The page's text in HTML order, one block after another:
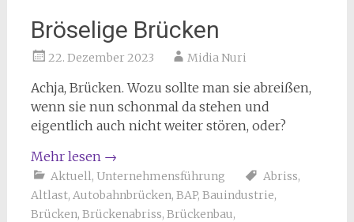
Bröselige Brücken
22. Dezember 2023 Midia Nuri
Achja, Brücken. Wozu sollte man sie abreißen,
wenn sie nun schonmal da stehen und
eigentlich auch nicht weiter stören, oder?
Mehr lesen →
Aktuell, Unternehmensführung Abriss,
Altlast, Autobahnbrücken, BAP, Bauindustrie,
Brücken, Brückenabriss, Brückenbau,